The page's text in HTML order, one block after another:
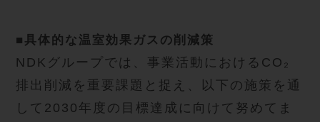
■具体的な温室効果ガスの削減策
NDKグループでは、事業活動におけるCO₂
排出削減を重要課題と捉え、以下の施策を通
して2030年度の目標達成に向けて努めてま